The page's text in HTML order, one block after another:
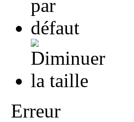
Erreur